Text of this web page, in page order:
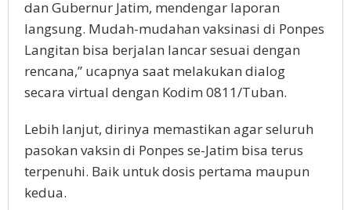
dan Gubernur Jatim, mendengar laporan
langsung. Mudah-mudahan vaksinasi di Ponpes
Langitan bisa berjalan lancar sesuai dengan
rencana,” ucapnya saat melakukan dialog
secara virtual dengan Kodim 0811/Tuban.
Lebih lanjut, dirinya memastikan agar seluruh
pasokan vaksin di Ponpes se-Jatim bisa terus
terpenuhi. Baik untuk dosis pertama maupun
kedua.